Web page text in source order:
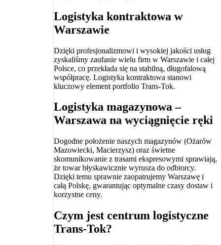
Logistyka kontraktowa w
Warszawie
Dzięki profesjonalizmowi i wysokiej jakości usług
zyskaliśmy zaufanie wielu firm w Warszawie i całej
Polsce, co przekłada się na stabilną, długofalową
współpracę. Logistyka kontraktowa stanowi
kluczowy element portfolio Trans-Tok.
Logistyka magazynowa –
Warszawa na wyciągnięcie ręki
Dogodne położenie naszych magazynów (Ożarów
Mazowiecki, Macierzysz) oraz świetne
skomunikowanie z trasami ekspresowymi sprawiają,
że towar błyskawicznie wyrusza do odbiorcy.
Dzięki temu sprawnie zaopatrujemy Warszawę i
całą Polskę, gwarantując optymalne czasy dostaw i
korzystne ceny.
Czym jest centrum logistyczne
Trans-Tok?